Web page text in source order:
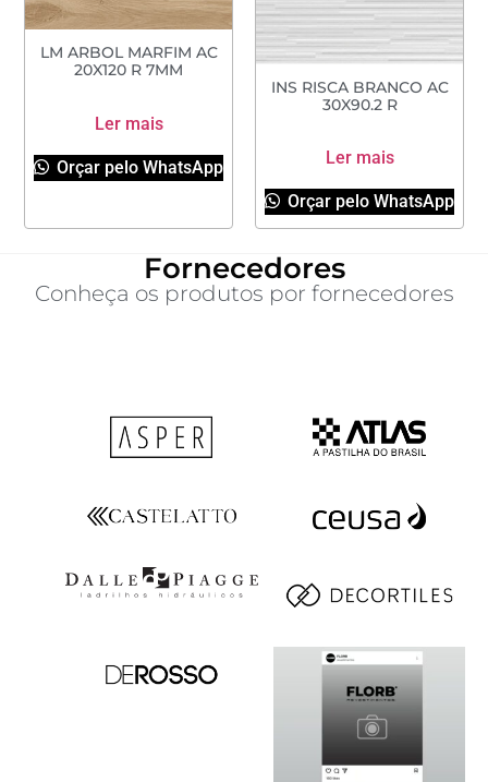
LM ARBOL MARFIM AC
20X120 R 7MM
Ler mais
Orçar pelo WhatsApp
INS RISCA BRANCO AC
30X90.2 R
Ler mais
Orçar pelo WhatsApp
Fornecedores
Conheça os produtos por fornecedores